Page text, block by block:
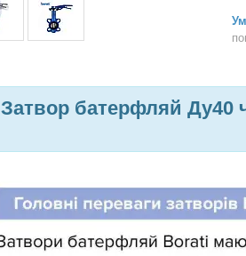
Затвор батерфляй Ду40